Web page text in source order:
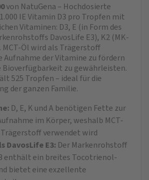
von NatuGena – Hochdosierte
IE Vitamin D3 pro Tropfen mit
Vitaminen: D3, E (in Form des
DavosLife E3), K2 (MK-
MCT-Öl wird als Trägerstoff
Aufnahme der Vitamine zu fördern
Bioverfügbarkeit zu gewährleisten.
525 Tropfen – ideal für die
der ganzen Familie.
D, E, K und A benötigen Fette zur
im Körper, weshalb MCT-
verwendet wird
DavosLife E3: Der Markenrohstoff
enthält ein breites Tocotrienol-
bietet eine exzellente